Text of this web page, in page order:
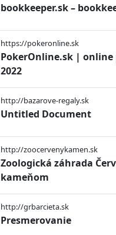
bookkeeper.sk –
https://pokeronline.sk
PokerOnline.sk | online
2022
http://bazarove-regaly.sk
Untitled Document
http://zoocervenykamen.sk
Zoologická záhrada
kameňom
http://grbarcieta.sk
Presmerovanie